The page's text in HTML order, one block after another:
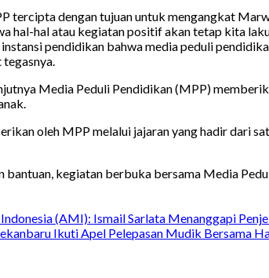
tercipta dengan tujuan untuk mengangkat
hal-hal atau kegiatan positif akan tetap kita
pendidikan bahwa media peduli
Media Peduli Pendidikan (MPP)
oleh MPP melalui jajaran yang hadir dari
kegiatan berbuka bersama Media
(AMI): Ismail Sarlata Menanggapi
Ikuti Apel Pelepasan Mudik Bersama